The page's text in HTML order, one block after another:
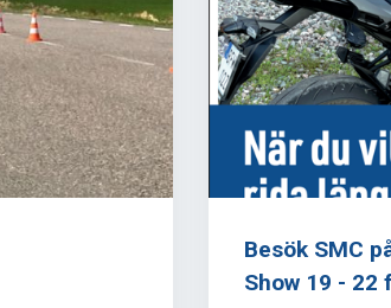
Besök SMC
Show 19 - 22